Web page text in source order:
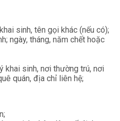
sinh, tên gọi khác (nếu có);
ngày, tháng, năm chết hoặc
khai sinh, nơi thường trú, nơi
quán, địa chỉ liên hệ;